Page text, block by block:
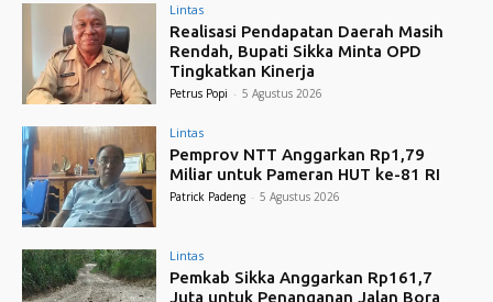
Lintas
Realisasi Pendapatan Daerah Masih
Rendah, Bupati Sikka Minta OPD
Tingkatkan Kinerja
Petrus Popi - 5 Agustus 2026
Lintas
Pemprov NTT Anggarkan Rp1,79
Miliar untuk Pameran HUT ke-81 RI
Patrick Padeng - 5 Agustus 2026
Lintas
Pemkab Sikka Anggarkan Rp161,7
Juta untuk Penanganan Jalan Bora